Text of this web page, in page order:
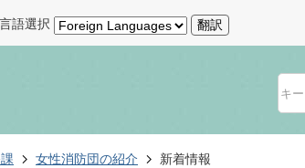
言語選択 翻訳
女性消防団の紹介
新着情報